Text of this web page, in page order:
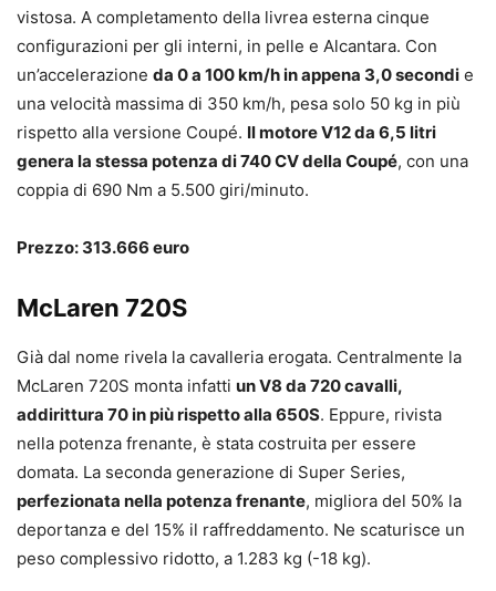
vistosa. A completamento della livrea esterna cinque
configurazioni per gli interni, in pelle e Alcantara. Con
un’accelerazione da 0 a 100 km/h in appena 3,0 secondi e
una velocità massima di 350 km/h, pesa solo 50 kg in più
rispetto alla versione Coupé. Il motore V12 da 6,5 litri
genera la stessa potenza di 740 CV della Coupé, con una
coppia di 690 Nm a 5.500 giri/minuto.
Prezzo: 313.666 euro
McLaren 720S
Già dal nome rivela la cavalleria erogata. Centralmente la
McLaren 720S monta infatti un V8 da 720 cavalli,
addirittura 70 in più rispetto alla 650S. Eppure, rivista
nella potenza frenante, è stata costruita per essere
domata. La seconda generazione di Super Series,
perfezionata nella potenza frenante, migliora del 50% la
deportanza e del 15% il raffreddamento. Ne scaturisce un
peso complessivo ridotto, a 1.283 kg (-18 kg).